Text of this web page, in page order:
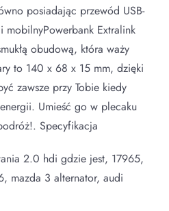
posiadając przewód USB-
Extralink
obudową, która waży
to 140 x 68 x 15 mm, dzięki
zawsze przy Tobie kiedy
Umieść go w plecaku
Specyfikacja
2.0 hdi gdzie jest, 17965,
mazda 3 alternator, audi